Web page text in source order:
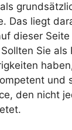
Das liegt
dieser
Sie als
und
den nicht